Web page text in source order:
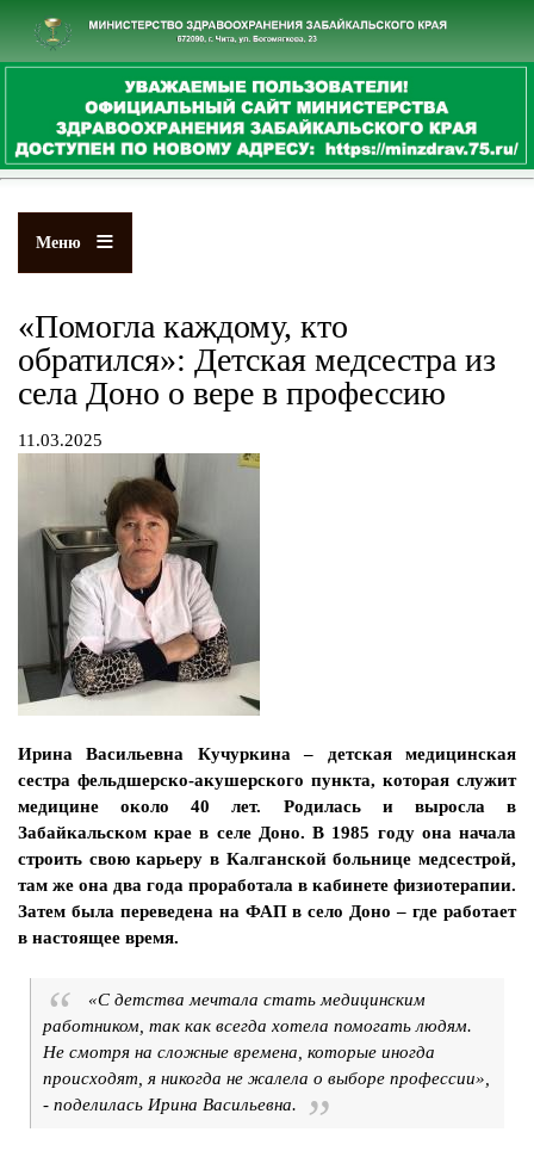
к
основному
содержанию
Меню
«Помогла каждому, кто
обратился»: Детская медсестра из
села Доно о вере в профессию
11.03.2025
Ирина Васильевна Кучуркина – детская медицинская
сестра фельдшерско-акушерского пункта, которая служит
медицине около 40 лет. Родилась и выросла в
Забайкальском крае в селе Доно. В 1985 году она начала
строить свою карьеру в Калганской больнице медсестрой,
там же она два года проработала в кабинете физиотерапии.
Затем была переведена на ФАП в село Доно – где работает
в настоящее время.
«С детства мечтала стать медицинским
работником, так как всегда хотела помогать людям.
Не смотря на сложные времена, которые иногда
происходят, я никогда не жалела о выборе профессии»,
- поделилась Ирина Васильевна.